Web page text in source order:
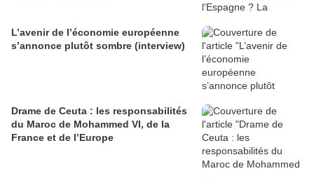
L’avenir de l’économie européenne
s’annonce plutôt sombre (interview)
Drame de Ceuta : les responsabilités
du Maroc de Mohammed VI, de la
France et de l’Europe